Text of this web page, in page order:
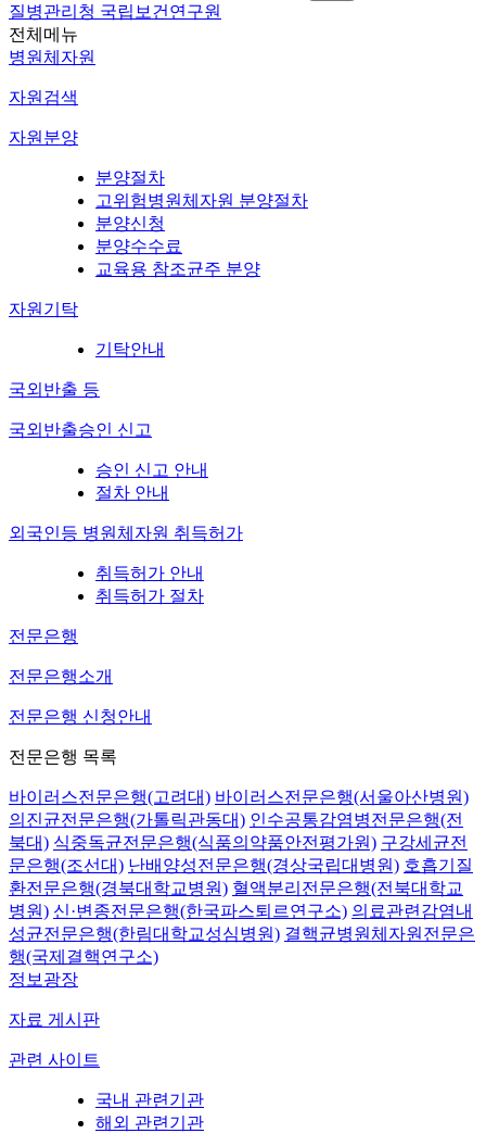
질병관리청 국립보건연구원
전체메뉴
병원체자원
자원검색
자원분양
분양절차
고위험병원체자원 분양절차
분양신청
분양수수료
교육용 참조균주 분양
자원기탁
기탁안내
국외반출 등
국외반출승인 신고
승인 신고 안내
절차 안내
외국인등 병원체자원 취득허가
취득허가 안내
취득허가 절차
전문은행
전문은행소개
전문은행 신청안내
전문은행 목록
바이러스전문은행(고려대) 바이러스전문은행(서울아산병원)
의진균전문은행(가톨릭관동대) 인수공통감염병전문은행(전
북대) 식중독균전문은행(식품의약품안전평가원) 구강세균전
문은행(조선대) 난배양성전문은행(경상국립대병원) 호흡기질
환전문은행(경북대학교병원) 혈액분리전문은행(전북대학교
병원) 신·변종전문은행(한국파스퇴르연구소) 의료관련감염내
성균전문은행(한림대학교성심병원) 결핵균병원체자원전문은
행(국제결핵연구소)
정보광장
자료 게시판
관련 사이트
국내 관련기관
해외 관련기관